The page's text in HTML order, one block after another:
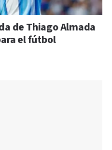
de Thiago Almada
el fútbol